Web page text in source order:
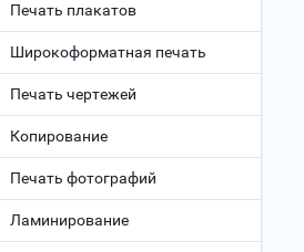
Печать плакатов
Широкоформатная печать
Печать чертежей
Копирование
Печать фотографий
Ламинирование